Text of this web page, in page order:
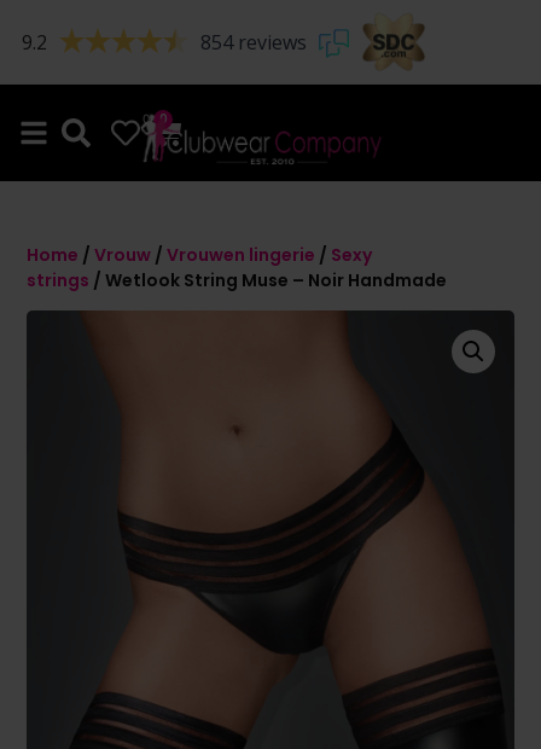
9.2 854 reviews
0 0
Home /Vrouw /Vrouwen lingerie / Sexy
strings / Wetlook String Muse – Noir Handmade